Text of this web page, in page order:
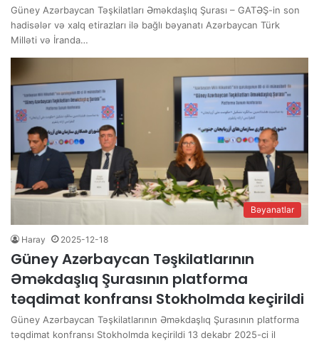
Güney Azərbaycan Təşkilatları Əməkdaşlıq Şurası – GATƏŞ-in son
hadisələr və xalq etirazları ilə bağlı bəyanatı Azərbaycan Türk
Milləti və İranda…
Bəyanatlar
Haray 2025-12-18
Güney Azərbaycan Təşkilatlarının
Əməkdaşlıq Şurasının platforma
təqdimat konfransı Stokholmda keçirildi
Güney Azərbaycan Təşkilatlarının Əməkdaşlıq Şurasının platforma
təqdimat konfransı Stokholmda keçirildi 13 dekabr 2025-ci il